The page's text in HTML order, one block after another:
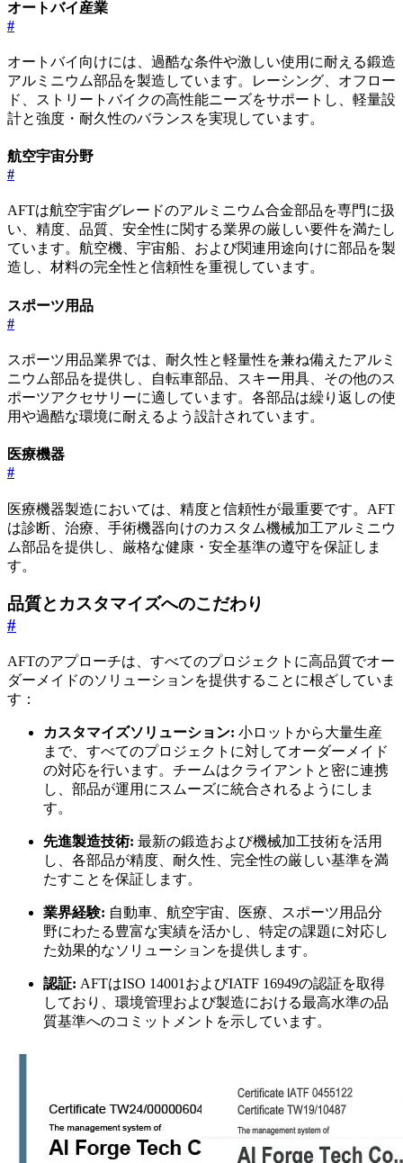
オートバイ産業
#
オートバイ向けには、過酷な条件や激しい使用に耐える鍛造
アルミニウム部品を製造しています。レーシング、オフロー
ド、ストリートバイクの高性能ニーズをサポートし、軽量設
計と強度・耐久性のバランスを実現しています。
航空宇宙分野
#
AFTは航空宇宙グレードのアルミニウム合金部品を専門に扱
い、精度、品質、安全性に関する業界の厳しい要件を満たし
ています。航空機、宇宙船、および関連用途向けに部品を製
造し、材料の完全性と信頼性を重視しています。
スポーツ用品
#
スポーツ用品業界では、耐久性と軽量性を兼ね備えたアルミ
ニウム部品を提供し、自転車部品、スキー用具、その他のス
ポーツアクセサリーに適しています。各部品は繰り返しの使
用や過酷な環境に耐えるよう設計されています。
医療機器
#
医療機器製造においては、精度と信頼性が最重要です。AFT
は診断、治療、手術機器向けのカスタム機械加工アルミニウ
ム部品を提供し、厳格な健康・安全基準の遵守を保証しま
す。
品質とカスタマイズへのこだわり
#
AFTのアプローチは、すべてのプロジェクトに高品質でオー
ダーメイドのソリューションを提供することに根ざしていま
す：
カスタマイズソリューション: 小ロットから大量生産
まで、すべてのプロジェクトに対してオーダーメイド
の対応を行います。チームはクライアントと密に連携
し、部品が運用にスムーズに統合されるようにしま
す。
先進製造技術: 最新の鍛造および機械加工技術を活用
し、各部品が精度、耐久性、完全性の厳しい基準を満
たすことを保証します。
業界経験: 自動車、航空宇宙、医療、スポーツ用品分
野にわたる豊富な実績を活かし、特定の課題に対応し
た効果的なソリューションを提供します。
認証: AFTはISO 14001およびIATF 16949の認証を取得
しており、環境管理および製造における最高水準の品
質基準へのコミットメントを示しています。